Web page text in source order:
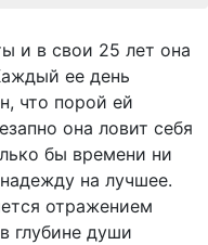
и в свои 25 лет она
ее день
что порой ей
она ловит себя
бы времени ни
на лучшее.
отражением
глубине души